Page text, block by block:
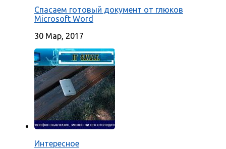
Спасаем готовый документ от глюков
Microsoft Word
30 Мар, 2017
Интересное